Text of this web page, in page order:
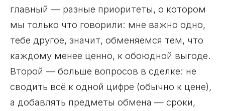
главный — разные приоритеты, о котором
мы только что говорили: мне важно одно,
тебе другое, значит, обменяемся тем, что
каждому менее ценно, к обоюдной выгоде.
Второй — больше вопросов в сделке: не
сводить всё к одной цифре (обычно к цене),
а добавлять предметы обмена — сроки,